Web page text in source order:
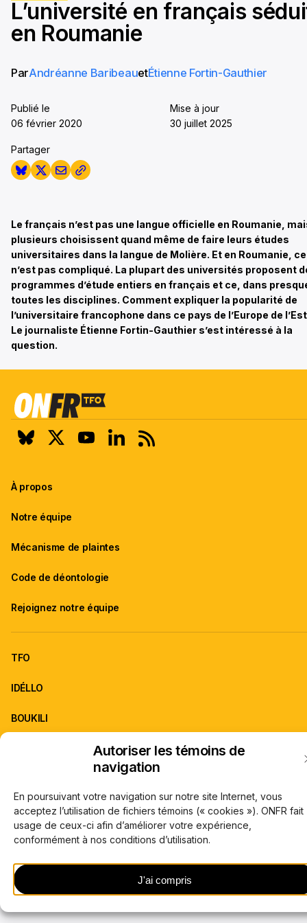
Autoriser les témoins de
navigation
En poursuivant votre navigation sur notre site Internet, vous
acceptez l’utilisation de fichiers témoins (« cookies »). ONFR fait
usage de ceux-ci afin d’améliorer votre expérience,
conformément à nos conditions d’utilisation.
J'ai compris
seconds
L’université en français
en Roumanie
ParAndréanne BaribeauetÉtienne Fortin-Gauthier
Publié le
06 février 2020
Mise à jour
30 juillet 2025
Partager
Le français n’est pas une langue officielle en Roumanie,
plusieurs choisissent quand même de faire leurs études
universitaires dans la langue de Molière. Et en Roumanie, ce
n’est pas compliqué. La plupart des universités proposent
programmes d’étude entiers en français et ce, dans
toutes les disciplines. Comment expliquer la popularité de
l’universitaire francophone dans ce pays de l’Europe de
Le journaliste Étienne Fortin-Gauthier s’est intéressé à la
question.
À propos
Notre équipe
Mécanisme de plaintes
Code de déontologie
Rejoignez notre équipe
TFO
IDÉLLO
BOUKILI
ONFR est la franchise d'information de TFO.
Carrières
(TFO) 2026